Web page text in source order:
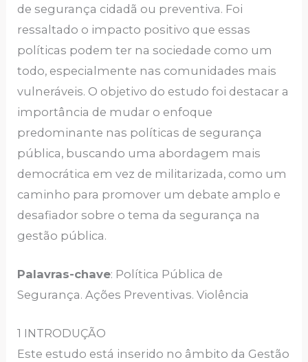
de segurança cidadã ou preventiva. Foi
ressaltado o impacto positivo que essas
políticas podem ter na sociedade como um
todo, especialmente nas comunidades mais
vulneráveis. O objetivo do estudo foi destacar a
importância de mudar o enfoque
predominante nas políticas de segurança
pública, buscando uma abordagem mais
democrática em vez de militarizada, como um
caminho para promover um debate amplo e
desafiador sobre o tema da segurança na
gestão pública.
Palavras-chave: Política Pública de
Segurança. Ações Preventivas. Violência
1 INTRODUÇÃO
Este estudo está inserido no âmbito da Gestão